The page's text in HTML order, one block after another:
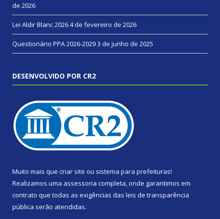
de 2026
Lei Aldir Blanc 20264 de fevereiro de 2026
Questionário PPA 2026-20293 de junho de 2025
DESENVOLVIDO POR CR2
Muito mais que criar site ou sistema para prefeituras!
Realizamos uma assessoria completa, onde garantimos em
contrato que todas as exigências das leis de transparência
pública serão atendidas.